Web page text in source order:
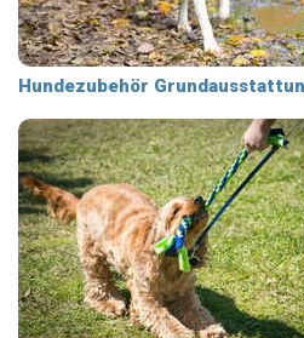
Hundezubehör